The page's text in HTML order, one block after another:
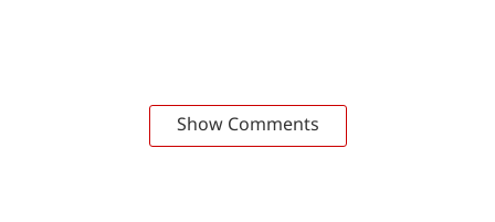
Show Comments